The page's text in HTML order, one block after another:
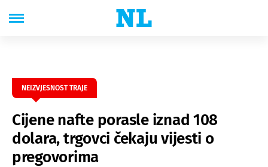
NEIZVJESNOST TRAJE
Cijene nafte porasle iznad 108
dolara, trgovci čekaju vijesti o
pregovorima